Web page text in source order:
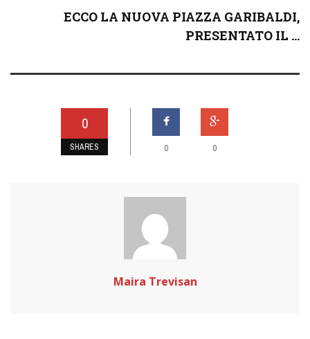
ECCO LA NUOVA PIAZZA GARIBALDI,
PRESENTATO IL ...
0
SHARES 0 0
Maira Trevisan